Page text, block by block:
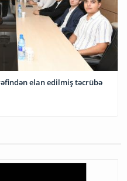
elan edilmiş təcrübə